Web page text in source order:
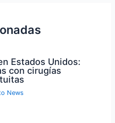
Estados Unidos:
con cirugías
News